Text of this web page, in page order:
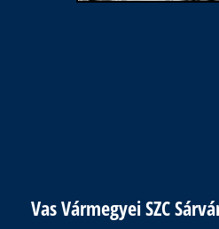
Vas Vármegyei SZC